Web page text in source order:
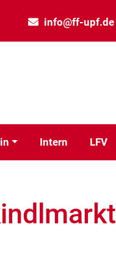
info@ff-upf.de
Intern LFV